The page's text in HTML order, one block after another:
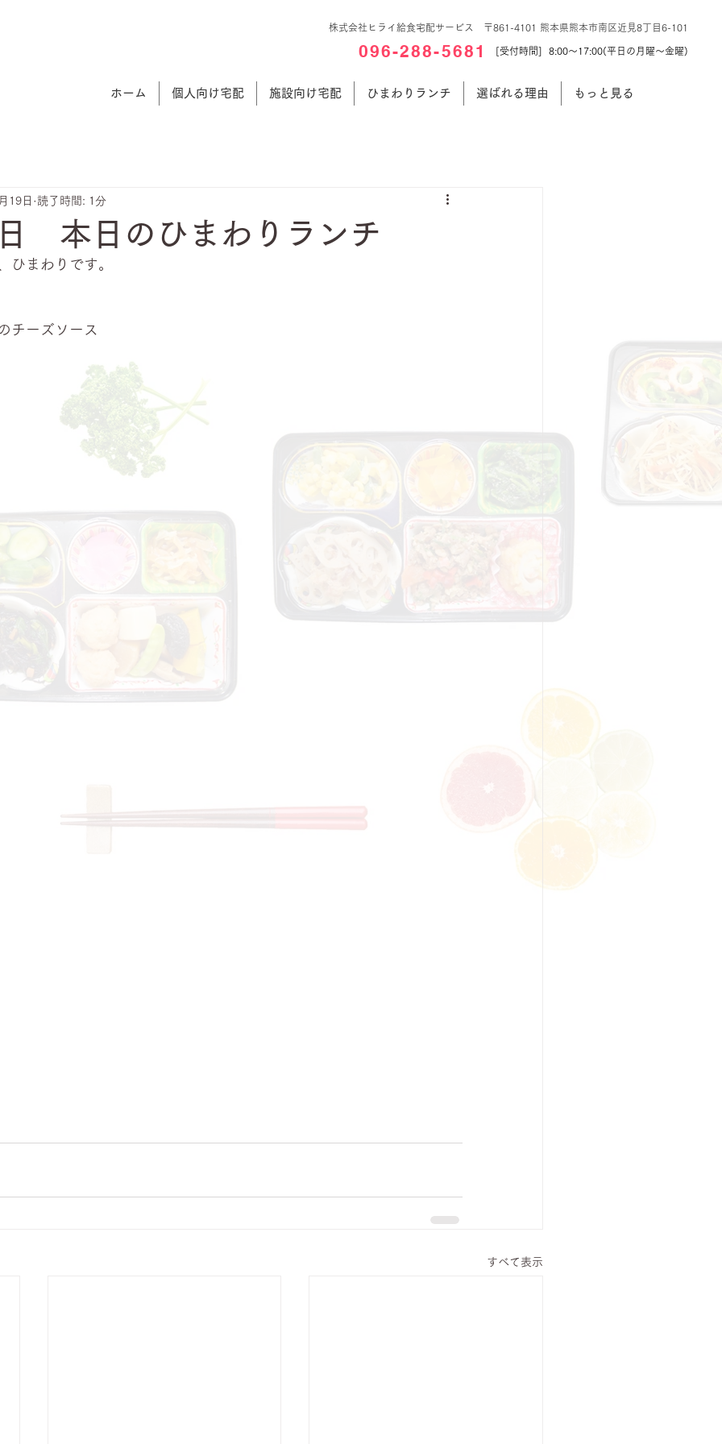
株式会社ヒライ給食宅配サービス 〒861-4101 熊本県熊本市南区近見8丁目6-101
096-288-5681 [受付時間] 8:00～17:00(平日の月曜～金曜)
ホーム 個人向け宅配 施設向け宅配 ひまわりランチ 選ばれる理由 もっと見る
本日のひまわりランチ
19日 読了時間: 1分
ひまわりです。
チーズソース
すべて表示